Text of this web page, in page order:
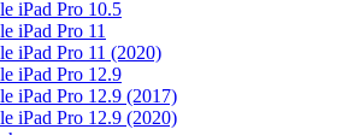
iPad Pro 10.5
iPad Pro 11
iPad Pro 11 (2020)
iPad Pro 12.9
iPad Pro 12.9 (2017)
iPad Pro 12.9 (2020)